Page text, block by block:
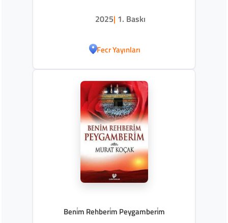
2025| 1. Baskı
Fecr Yayınları
Beni̇m Rehberi̇m Peygamberi̇m